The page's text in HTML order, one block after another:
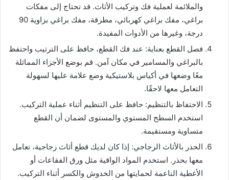
والملائمة لعملية فك وتركيب الأثاث. قد تحتاج إلى مفكات
براغي، مفك براغي كهربائي، مطرقة، مفك براغي بزاوية 90
درجة، وغيرها من الأدوات المفيدة.
فصل القطع بعناية: عند فك القطع، حافظ على الترتيب واحتفظ
بالبراغي والمسامير في مكان آمن. قم بوضع الأجزاء المماثلة
معًا وضعها في أكياس بلاستيكية وضع علامة عليها لسهولة
التعامل معها لاحقًا.
الاحتفاظ بالتنظيم: حافظ على التنظيم أثناء عملية التركيب.
استخدم السطح المستوي والمستوى لضمان أن القطع
متساوية ومستقيمة.
الحذر بالأثاث الزجاجي: إذا كان لديك قطع أثاث زجاجية، تعامل
معها بحذر. استخدم المواد الواقية مثل ورق الفقاعات أو
الأغطية الناعمة لحمايتها من الخدوش والكسر أثناء التركيب.